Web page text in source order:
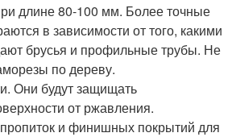
длине 80-100 мм. Более точные
в зависимости от того, какими
брусья и профильные трубы. Не
по дереву.
Они будут защищать
от ржавления.
и финишных покрытий для